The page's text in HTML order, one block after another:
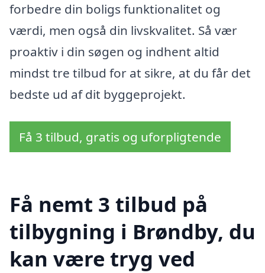
forbedre din boligs funktionalitet og
værdi, men også din livskvalitet. Så vær
proaktiv i din søgen og indhent altid
mindst tre tilbud for at sikre, at du får det
bedste ud af dit byggeprojekt.
Få 3 tilbud, gratis og uforpligtende
Få nemt 3 tilbud på
tilbygning i Brøndby, du
kan være tryg ved